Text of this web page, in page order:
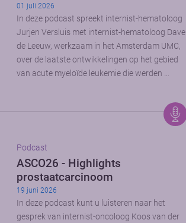
01 juli 2026
In deze podcast spreekt internist-hematoloog
Jurjen Versluis met internist-hematoloog Dave
de Leeuw, werkzaam in het Amsterdam UMC,
over de laatste ontwikkelingen op het gebied
van acute myeloïde leukemie die werden …
Podcast
ASCO26 - Highlights
prostaatcarcinoom
19 juni 2026
In deze podcast kunt u luisteren naar het
gesprek van internist-oncoloog Koos van der